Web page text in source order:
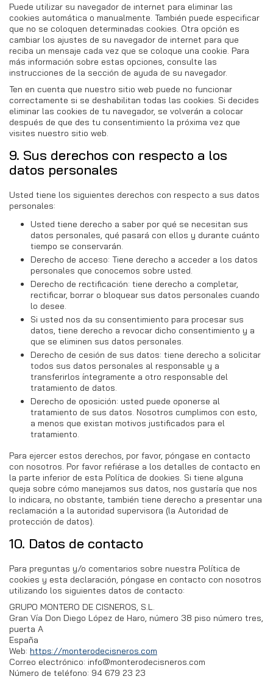
Puede utilizar su navegador de internet para eliminar las
cookies automática o manualmente. También puede especificar
que no se coloquen determinadas cookies. Otra opción es
cambiar los ajustes de su navegador de internet para que
reciba un mensaje cada vez que se coloque una cookie. Para
más información sobre estas opciones, consulte las
instrucciones de la sección de ayuda de su navegador.
Ten en cuenta que nuestro sitio web puede no funcionar
correctamente si se deshabilitan todas las cookies. Si decides
eliminar las cookies de tu navegador, se volverán a colocar
después de que des tu consentimiento la próxima vez que
visites nuestro sitio web.
9. Sus derechos con respecto a los
datos personales
Usted tiene los siguientes derechos con respecto a sus datos
personales:
Usted tiene derecho a saber por qué se necesitan sus
datos personales, qué pasará con ellos y durante cuánto
tiempo se conservarán.
Derecho de acceso: Tiene derecho a acceder a los datos
personales que conocemos sobre usted.
Derecho de rectificación: tiene derecho a completar,
rectificar, borrar o bloquear sus datos personales cuando
lo desee.
Si usted nos da su consentimiento para procesar sus
datos, tiene derecho a revocar dicho consentimiento y a
que se eliminen sus datos personales.
Derecho de cesión de sus datos: tiene derecho a solicitar
todos sus datos personales al responsable y a
transferirlos íntegramente a otro responsable del
tratamiento de datos.
Derecho de oposición: usted puede oponerse al
tratamiento de sus datos. Nosotros cumplimos con esto,
a menos que existan motivos justificados para el
tratamiento.
Para ejercer estos derechos, por favor, póngase en contacto
con nosotros. Por favor refiérase a los detalles de contacto en
la parte inferior de esta Política de dookies. Si tiene alguna
queja sobre cómo manejamos sus datos, nos gustaría que nos
lo indicara, no obstante, también tiene derecho a presentar una
reclamación a la autoridad supervisora (la Autoridad de
protección de datos).
10. Datos de contacto
Para preguntas y/o comentarios sobre nuestra Política de
cookies y esta declaración, póngase en contacto con nosotros
utilizando los siguientes datos de contacto:
GRUPO MONTERO DE CISNEROS, S.L.
Gran Vía Don Diego López de Haro, número 38 piso número tres,
puerta A
España
Web: https://monterodecisneros.com
Correo electrónico: info@monterodecisneros.com
Número de teléfono: 94 679 23 23